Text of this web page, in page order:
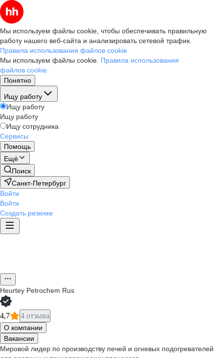
Мы используем файлы cookie, чтобы обеспечивать правильную
работу нашего веб-сайта и анализировать сетевой трафик.
Правила использования файлов cookie
Мы используем файлы cookie. Правила использования
файлов cookie
Понятно
Ищу работу
Ищу работу
Ищу работу
Ищу сотрудника
Сервисы
Помощь
Ещё
Поиск
Санкт-Петербург
Войти
Войти
Создать резюме
Heurtey Petrochem Rus
4,7 4 отзыва
О компании
Вакансии
Мировой лидер по производству печей и огневых подогревателей